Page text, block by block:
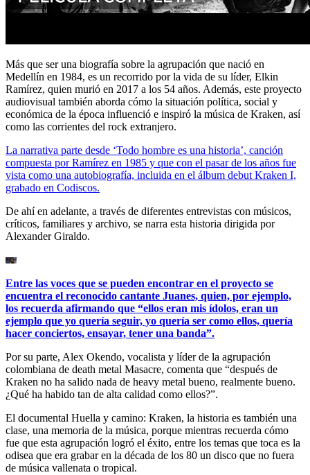
Más que ser una biografía sobre la agrupación que nació en
Medellín en 1984, es un recorrido por la vida de su líder, Elkin
Ramírez, quien murió en 2017 a los 54 años. Además, este proyecto
audiovisual también aborda cómo la situación política, social y
económica de la época influenció e inspiró la música de Kraken, así
como las corrientes del rock extranjero.
La narrativa parte desde ‘Todo hombre es una historia’, canción
compuesta por Ramírez en 1985 y que con el pasar de los años fue
vista como una autobiografía, incluida en el álbum debut Kraken I,
grabado en Codiscos.
De ahí en adelante, a través de diferentes entrevistas con músicos,
críticos, familiares y archivo, se narra esta historia dirigida por
Alexander Giraldo.
Entre las voces que se pueden encontrar en el proyecto se
encuentra el reconocido cantante Juanes, quien, por ejemplo,
los recuerda afirmando que “ellos eran mis ídolos, eran un
ejemplo que yo quería seguir, yo quería ser como ellos, quería
hacer conciertos, ensayar, tener una banda”.
Por su parte, Alex Okendo, vocalista y líder de la agrupación
colombiana de death metal Masacre, comenta que “después de
Kraken no ha salido nada de heavy metal bueno, realmente bueno.
¿Qué ha habido tan de alta calidad como ellos?”.
El documental Huella y camino: Kraken, la historia es también una
clase, una memoria de la música, porque mientras recuerda cómo
fue que esta agrupación logró el éxito, entre los temas que toca es la
odisea que era grabar en la década de los 80 un disco que no fuera
de música vallenata o tropical.